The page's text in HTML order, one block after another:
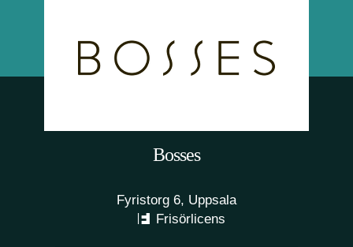
Bosses
Fyristorg 6, Uppsala
Frisörlicens